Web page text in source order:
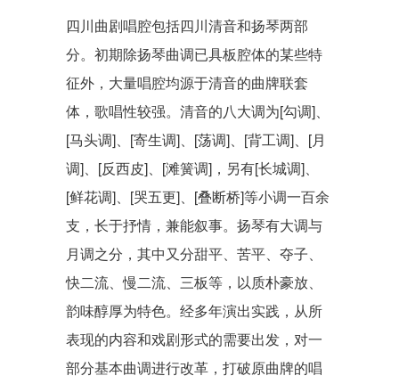
四川曲剧唱腔包括四川清音和扬琴两部
分。初期除扬琴曲调已具板腔体的某些特
征外，大量唱腔均源于清音的曲牌联套
体，歌唱性较强。清音的八大调为[勾调]、
[马头调]、[寄生调]、[荡调]、[背工调]、[月
调]、[反西皮]、[滩簧调]，另有[长城调]、
[鲜花调]、[哭五更]、[叠断桥]等小调一百余
支，长于抒情，兼能叙事。扬琴有大调与
月调之分，其中又分甜平、苦平、夺子、
快二流、慢二流、三板等，以质朴豪放、
韵味醇厚为特色。经多年演出实践，从所
表现的内容和戏剧形式的需要出发，对一
部分基本曲调进行改革，打破原曲牌的唱